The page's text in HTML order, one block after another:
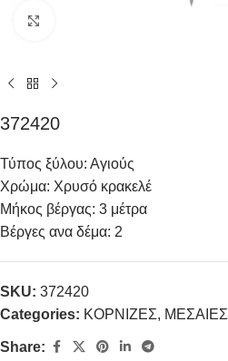
372420
Τύπος ξύλου: Αγιούς
Χρώμα: Χρυσό κρακελέ
Μήκος βέργας: 3 μέτρα
Βέργες ανα δέμα: 2
SKU: 372420
Categories: ΚΟΡΝΙΖΕΣ, ΜΕΣΑΙΕΣ
Share: